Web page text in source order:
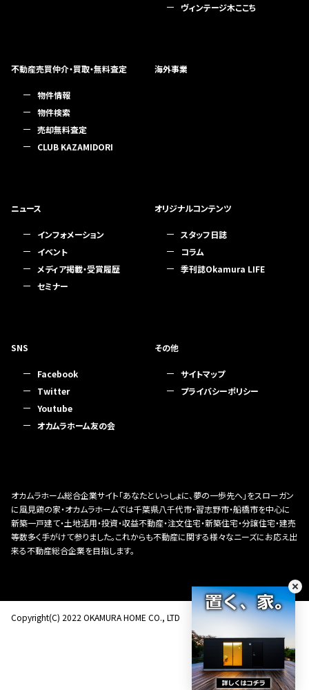
ヴィンテージ木ここち
不動産売買仲介・買取・無料査定
物件情報
物件検索
売却無料査定
CLUB KAZAMIDORI
海外事業
ニュース
インフォメーション
イベント
メディア掲載・受賞履歴
セミナー
オリジナルコンテンツ
スタッフ日誌
コラム
季刊誌Okamura LIFE
SNS
Facebook
Twitter
Youtube
オカムラホーム友の会
その他
サイトマップ
プライバシーポリシー
オカムラホーム総合企業サイト「あなたといっしょに、夢の一歩先へ」をスローガン
に風見鶏の家・オカムラホームでは千葉県八千代市・習志野市・船橋市を中心に
新築一戸建て・土地活用・投資・収益不動産・注文住宅・新築住宅・分譲住宅・建売
等数多く手がけて参りました。これからも不動産に関する様々なニーズにお応え出
来る不動産総合企業を目指します。
Copyright(C) 2022 OKAMURA HOME CO., LTD